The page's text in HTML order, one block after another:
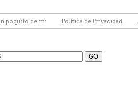
poquito de mi Política de Privacidad